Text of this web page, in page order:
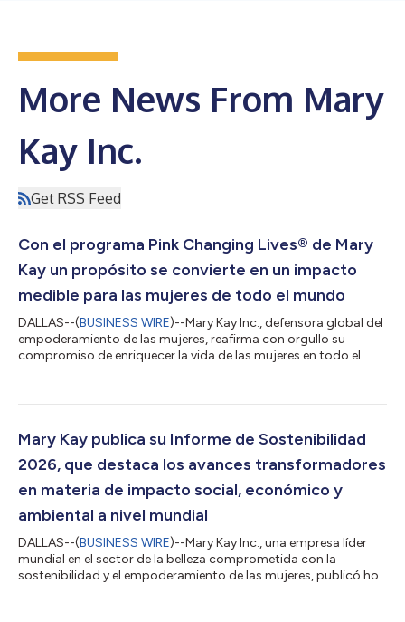
More News From Mary
Kay Inc.
Get RSS Feed
Con el programa Pink Changing Lives® de Mary
Kay un propósito se convierte en un impacto
medible para las mujeres de todo el mundo
DALLAS--(BUSINESS WIRE)--Mary Kay Inc., defensora global del
empoderamiento de las mujeres, reafirma con orgullo su
compromiso de enriquecer la vida de las mujeres en todo el
donaciones con un propósito específico con el marketing
comunidades. Desde 1996, el programa ha aportado más de
230 millones de dólares en don...
Mary Kay publica su Informe de Sostenibilidad
2026, que destaca los avances transformadores
en materia de impacto social, económico y
ambiental a nivel mundial
DALLAS--(BUSINESS WIRE)--Mary Kay Inc., una empresa líder
mundial en el sector de la belleza comprometida con la
sostenibilidad y el empoderamiento de las mujeres, publicó hoy